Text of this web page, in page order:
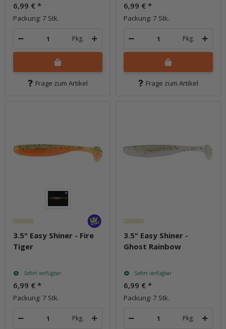
6,99 € *
Packung: 7 Stk.
Pkg.
Frage zum Artikel
6,99 € *
Packung: 7 Stk.
Pkg.
Frage zum Artikel
3.5" Easy Shiner - Fire
Tiger
Sofort verfügbar
6,99 € *
Packung: 7 Stk.
Pkg.
3.5" Easy Shiner -
Ghost Rainbow
Sofort verfügbar
6,99 € *
Packung: 7 Stk.
Pkg.